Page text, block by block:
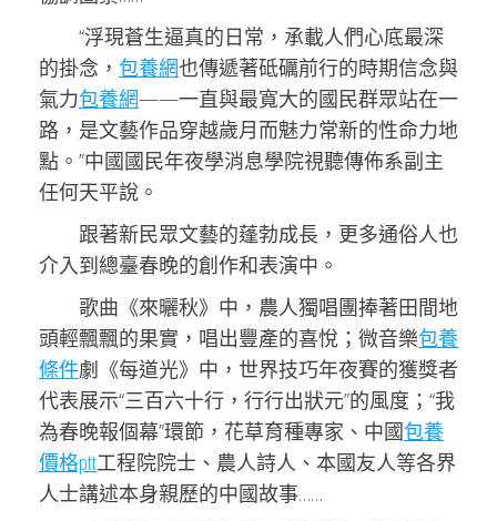
“浮現蒼生逼真的日常，承載人們心底最深
的掛念， 包養網也傳遞著砥礪前行的時期信念與
氣力包養網——一直與最寬大的國民群眾站在一
路，是文藝作品穿越歲月而魅力常新的性命力地
點。”中國國民年夜學消息學院視聽傳佈系副主
任何天平說。
跟著新民眾文藝的蓬勃成長，更多通俗人也
介入到總臺春晚的創作和表演中。
歌曲《來曬秋》中，農人獨唱團捧著田間地
頭輕飄飄的果實，唱出豐產的喜悅；微音樂包養
條件劇《每道光》中，世界技巧年夜賽的獲獎者
代表展示“三百六十行，行行出狀元”的風度；“我
為春晚報個幕”環節，花草育種專家、中國包養
價格ptt工程院院士、農人詩人、本國友人等各界
人士講述本身親歷的中國故事……